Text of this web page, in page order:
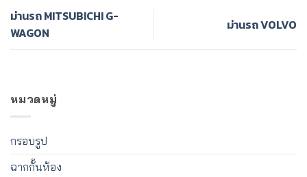
ม่านรถ MITSUBICHI G-
WAGON
ม่านรถ VOLVO​
หมวดหมู่
กรอบรูป
ฉากกั้นห้อง